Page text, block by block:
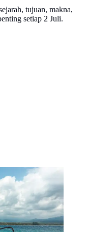
tujuan, makna,
setiap 2 Juli.